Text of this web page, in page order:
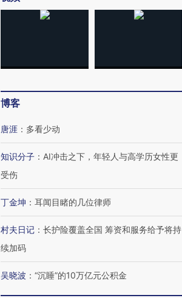
博客
唐涯 ： 多看少动
知识分子 ： AI冲击之下，年轻人与高学历女性更
受伤
丁金坤 ： 耳闻目睹的几位律师
村夫日记 ： 长护险覆盖全国 筹资和服务给予将持
续加码
吴晓波 ： “沉睡”的10万亿元公积金